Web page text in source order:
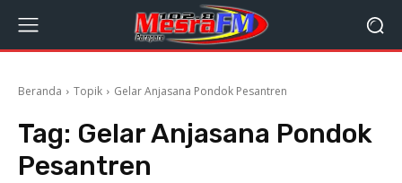
Beranda Topik Gelar Anjasana Pondok Pesantren
Tag: Gelar Anjasana Pondok
Pesantren